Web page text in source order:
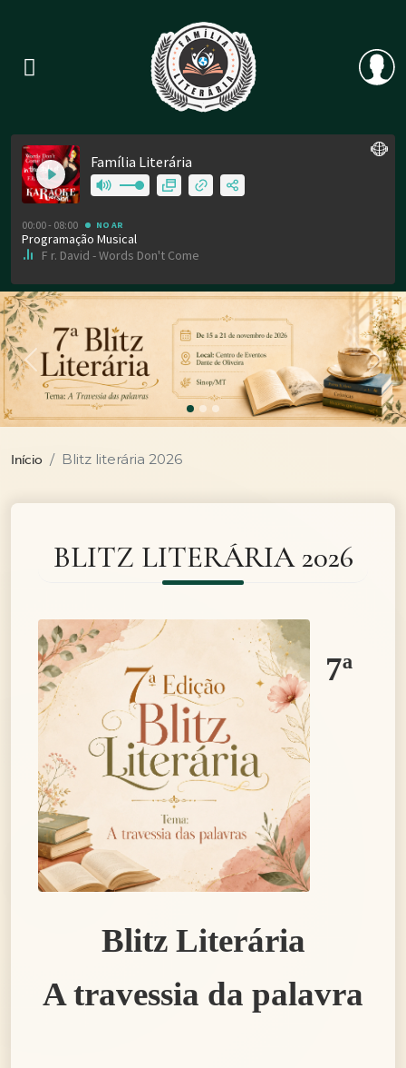
Previous
Início Blitz literária 2026
BLITZ LITERÁRIA 2026
7ª
Blitz Literária
A travessia da palavra